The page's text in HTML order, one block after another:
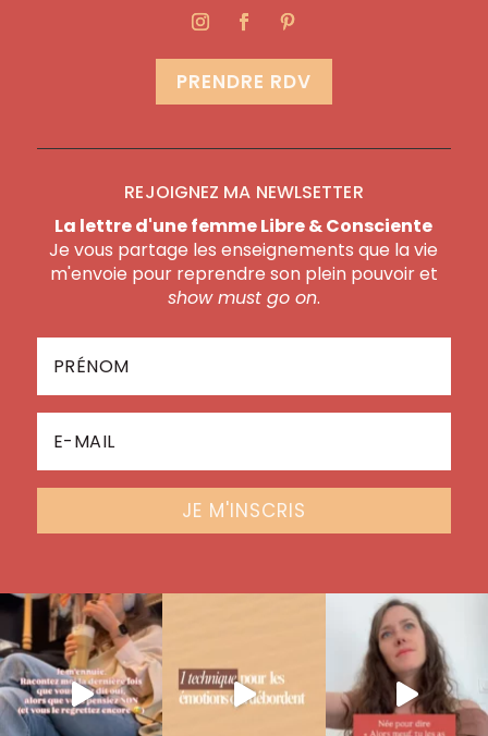
PRENDRE RDV
REJOIGNEZ MA NEWLSETTER
La lettre d'une femme Libre & Consciente
Je vous partage les enseignements que la vie
m'envoie pour reprendre son plein pouvoir et
show must go on.
JE M'INSCRIS